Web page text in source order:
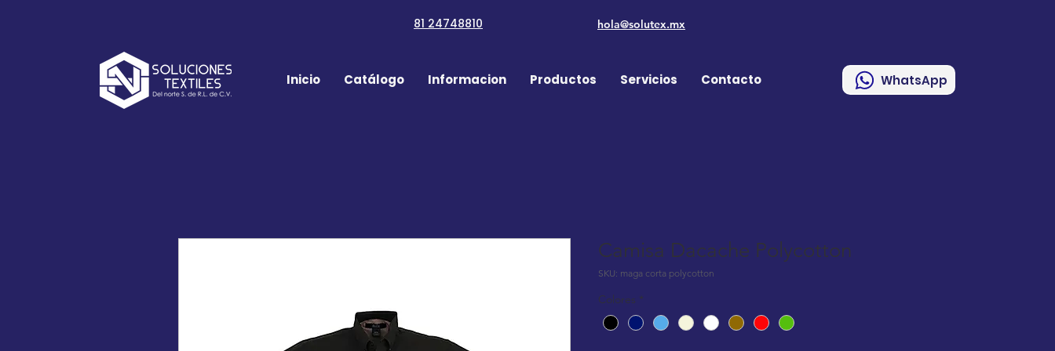
81 24748810 hola@solutex.mx
Inicio Catálogo Informacion Productos Servicios Contacto WhatsApp
Camisa Dacache Polycotton
SKU: maga corta polycotton
Colores *